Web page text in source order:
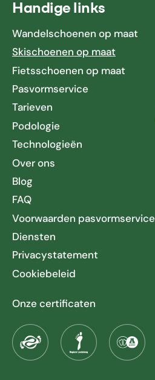
Handige links
Wandelschoenen op maat
Skischoenen op maat
Fietsschoenen op maat
Pasvormservice
Tarieven
Podologie
Technologieën
Over ons
Blog
FAQ
Voorwaarden pasvormservice
Diensten
Privacystatement
Cookiebeleid
Onze certificaten